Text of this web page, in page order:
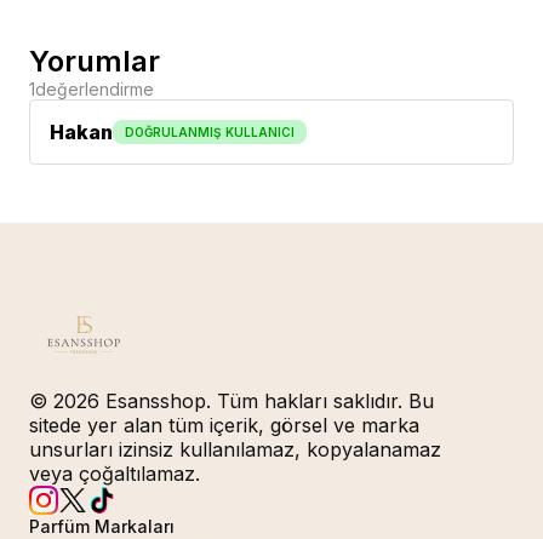
Yorumlar
1değerlendirme
Hakan DOĞRULANMIŞ KULLANICI
© 2026 Esansshop. Tüm hakları saklıdır. Bu
sitede yer alan tüm içerik, görsel ve marka
unsurları izinsiz kullanılamaz, kopyalanamaz
veya çoğaltılamaz.
Parfüm Markaları